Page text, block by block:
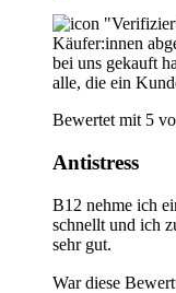
Käufer:innen
bei uns gekauft
alle, die ein
Bewertet mit 5
Antistress
B12 nehme ich
schnellt und ich
sehr gut.
War diese